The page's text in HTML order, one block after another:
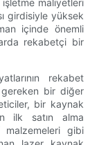
girdisiyle yüksek
içinde önemli
rekabetçi bir
rekabet
gereken bir diğer
bir kaynak
ilk satın alma
malzemeleri gibi